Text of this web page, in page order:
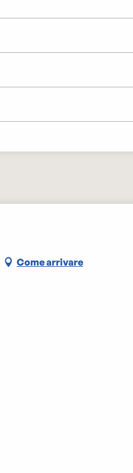
Come arrivare